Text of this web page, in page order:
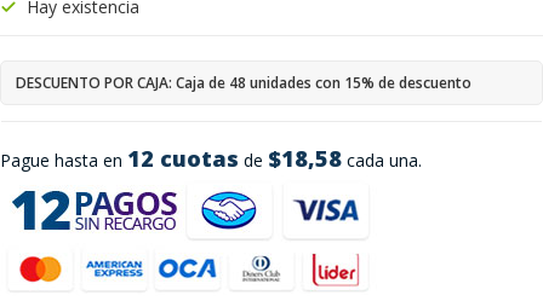
Pague hasta en 12 cuotas de $18,58 cada una.
Hay existencia
DESCUENTO POR CAJA: Caja de 48 unidades con 15% de descuento